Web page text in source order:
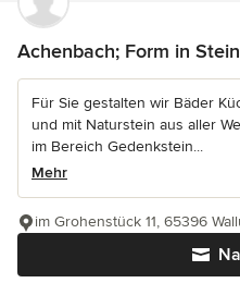
Achenbach; Form in
Für Sie gestalten wir Bäder
und mit Naturstein aus aller
im Bereich Gedenkstein...
Mehr
im Grohenstück 11, 65396